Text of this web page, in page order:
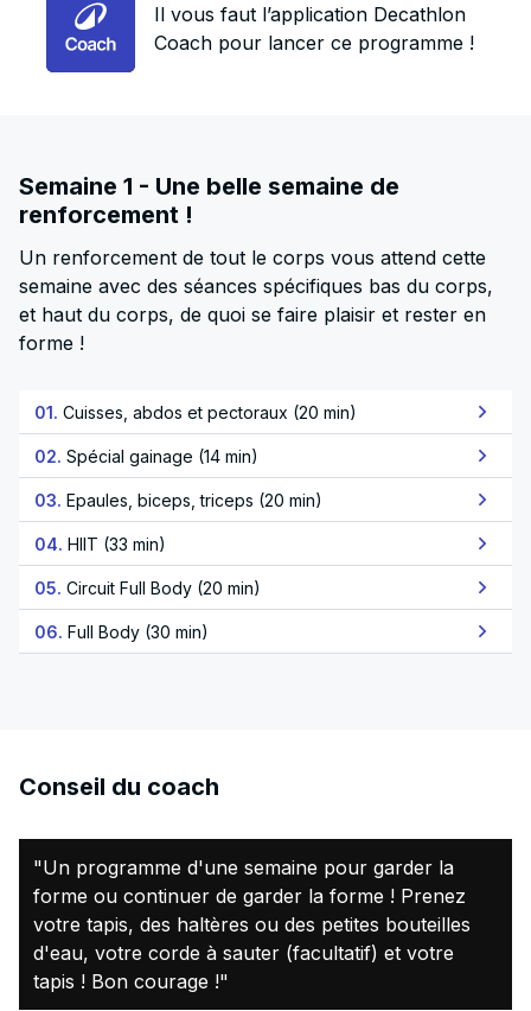
Il vous faut l’application Decathlon
Coach pour lancer ce programme !
Semaine 1 - Une belle semaine de
renforcement !
Un renforcement de tout le corps vous attend cette
semaine avec des séances spécifiques bas du corps,
et haut du corps, de quoi se faire plaisir et rester en
forme !
01. Cuisses, abdos et pectoraux (20 min)
02. Spécial gainage (14 min)
03. Epaules, biceps, triceps (20 min)
04. HIIT (33 min)
05. Circuit Full Body (20 min)
06. Full Body (30 min)
Conseil du coach
"Un programme d'une semaine pour garder la
forme ou continuer de garder la forme ! Prenez
votre tapis, des haltères ou des petites bouteilles
d'eau, votre corde à sauter (facultatif) et votre
tapis ! Bon courage !"